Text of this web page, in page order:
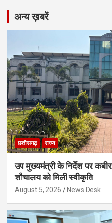
अन्य ख़बरें
छत्तीसगढ़ राज्य
उप मुख्यमंत्री के निर्देश पर
शौचालय को मिली स्वीकृति
August 5, 2026 News Desk